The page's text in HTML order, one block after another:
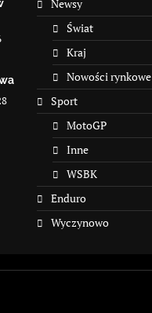
Newsy
Świat
Kraj
Nowości rynkowe
Sport
MotoGP
Inne
WSBK
Enduro
Wyczynowo